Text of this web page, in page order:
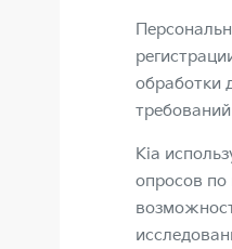
обработки
Kia
опросов по